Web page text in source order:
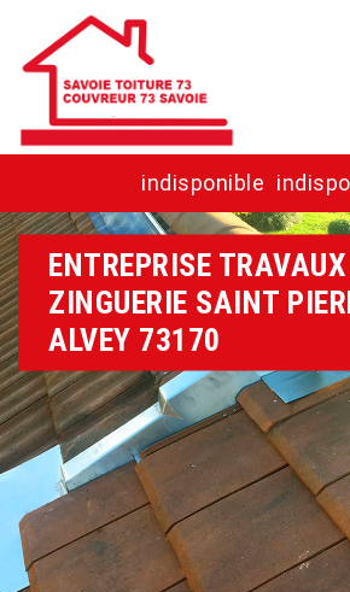
indisponible
ENTREPRISE
ZINGUERIE SAINT
ALVEY 73170